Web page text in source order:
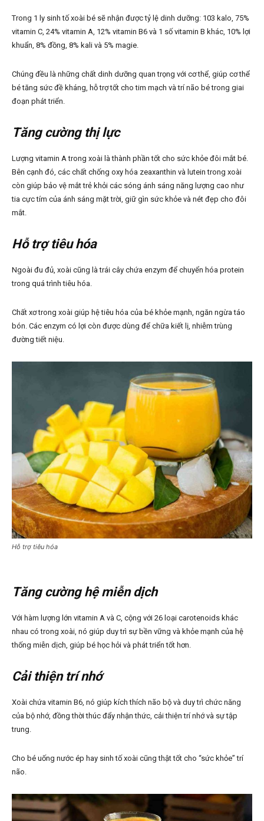
Trong 1 ly sinh tố xoài bé sẽ nhận được tỷ lệ dinh dưỡng: 103 kalo, 75%
vitamin C, 24% vitamin A, 12% vitamin B6 và 1 số vitamin B khác, 10% lợi
khuẩn, 8% đồng, 8% kali và 5% magie.
Chúng đều là những chất dinh dưỡng quan trọng với cơ thể, giúp cơ thể
bé tăng sức đề kháng, hỗ trợ tốt cho tim mạch và trí não bé trong giai
đoạn phát triển.
Tăng cường thị lực
Lượng vitamin A trong xoài là thành phần tốt cho sức khỏe đôi mắt bé.
Bên cạnh đó, các chất chống oxy hóa zeaxanthin và lutein trong xoài
còn giúp bảo vệ mắt trẻ khỏi các sóng ánh sáng năng lượng cao như
tia cực tím của ánh sáng mặt trời, giữ gìn sức khỏe và nét đẹp cho đôi
mắt.
Hỗ trợ tiêu hóa
Ngoài đu đủ, xoài cũng là trái cây chứa enzym để chuyển hóa protein
trong quá trình tiêu hóa.
Chất xơ trong xoài giúp hệ tiêu hóa của bé khỏe mạnh, ngăn ngừa táo
bón. Các enzym có lợi còn được dùng để chữa kiết lị, nhiễm trùng
đường tiết niệu.
Hỗ trợ tiêu hóa
Tăng cường hệ miễn dịch
Với hàm lượng lớn vitamin A và C, cộng với 26 loại carotenoids khác
nhau có trong xoài, nó giúp duy trì sự bền vững và khỏe mạnh của hệ
thống miễn dịch, giúp bé học hỏi và phát triển tốt hơn.
Cải thiện trí nhớ
Xoài chứa vitamin B6, nó giúp kích thích não bộ và duy trì chức năng
của bộ nhớ, đồng thời thúc đẩy nhận thức, cải thiện trí nhớ và sự tập
trung.
Cho bé uống nước ép hay sinh tố xoài cũng thật tốt cho “sức khỏe” trí
não.